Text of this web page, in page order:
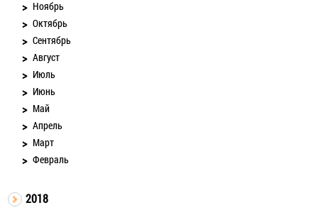
Ноябрь
Октябрь
Сентябрь
Август
Июль
Июнь
Май
Апрель
Март
Февраль
2018